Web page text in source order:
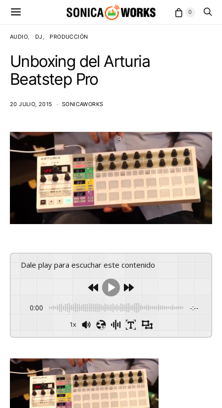
0
AUDIO DJ PRODUCCIÓN
Unboxing del Arturia
Beatstep Pro
20 JULIO, 2015 SONICAWORKS
Dale play para escuchar este contenido
0:00 -:--
1x